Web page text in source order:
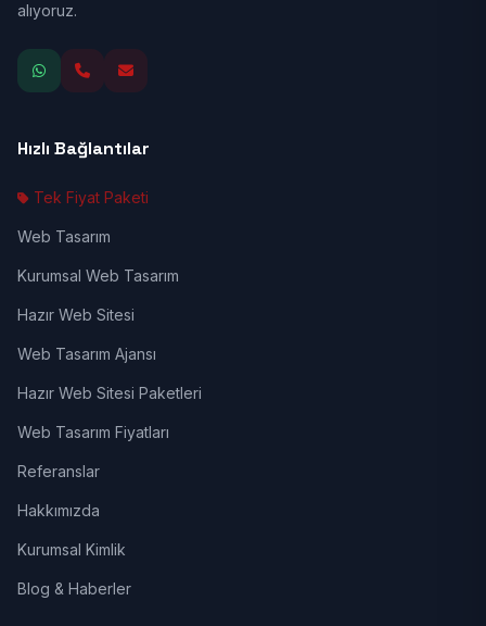
alıyoruz.
Hızlı Bağlantılar
Tek Fiyat Paketi
Web Tasarım
Kurumsal Web Tasarım
Hazır Web Sitesi
Web Tasarım Ajansı
Hazır Web Sitesi Paketleri
Web Tasarım Fiyatları
Referanslar
Hakkımızda
Kurumsal Kimlik
Blog & Haberler